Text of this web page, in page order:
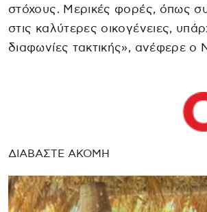
στόχους. Μερικές φορές, όπως
στις καλύτερες οικογένειες,
διαφωνίες τακτικής», ανέφερε ο
ΔΙΑΒΑΣΤΕ ΑΚΟΜΗ